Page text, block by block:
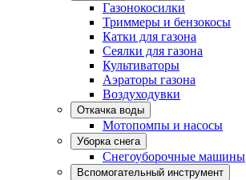
Газонокосилки
Триммеры и бензокосы
Катки для газона
Сеялки для газона
Культиваторы
Аэраторы газона
Воздуходувки
Откачка воды
Мотопомпы и насосы
Уборка снега
Снегоуборочные машины
Вспомогательный инструмент